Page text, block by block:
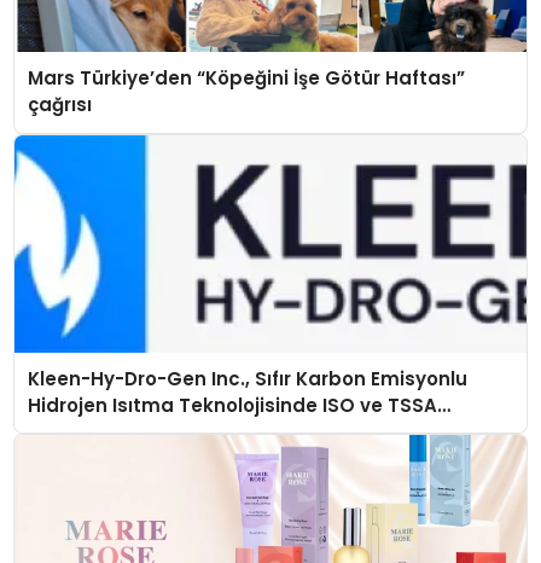
Mars Türkiye’den “Köpeğini İşe Götür Haftası”
çağrısı
Kleen-Hy-Dro-Gen Inc., Sıfır Karbon Emisyonlu
Hidrojen Isıtma Teknolojisinde ISO ve TSSA
Düzenleyici Onaylarını Aldı